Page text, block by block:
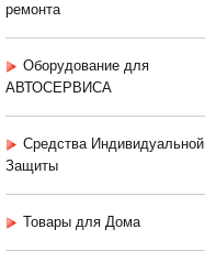
ремонта
Оборудование для
АВТОСЕРВИСА
Средства Индивидуальной
Защиты
Товары для Дома